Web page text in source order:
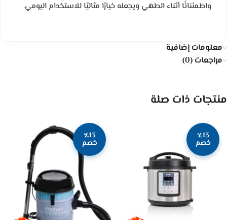
واطمئنانًا أثناء الطهي ويجعله خيارًا مثاليًا للاستخدام اليومي.
معلومات إضافية
مراجعات (0)
منتجات ذات صلة
٪13
خصم
٪13
خصم